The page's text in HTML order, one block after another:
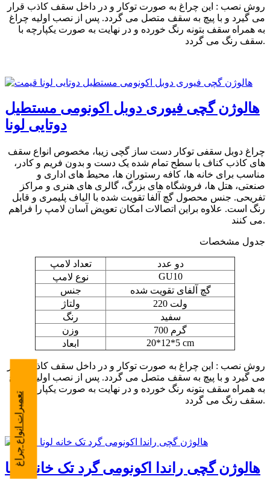
روش نصب : این چراغ به صورت توکار و در داخل سقف کاذب قرار
می گیرد و با پیچ به سقف متصل می گردد. پس از نصب اولیه چراغ
به همراه سقف بتونه رنگ خورده و در نهایت به صورت یکپارچه با
سقف رنگ می گردد.
هالوژن گچی فیوری دوبل اکونومی مستطیل
دوتایی لونا
چراغ دوبل سقفی توکار دست ساز گچی زیبا، مخصوص انواع سقف
های کاذب کناف با سطح تمام شده یک دست و بدون فریم و کادر،
مناسب برای خانه ها، کافه رستوران ها، محیط های اداری و
صنعتی، هتل ها، فروشگاه های بزرگ، گالری های هنری و مراکز
تفریحی. جنس محصول گچ آلفا تقویت شده با الیاف پلیمری و قابل
رنگ است. علاوه براین اتصالات امکان تعویض آسان لامپ را فراهم
می کنند.
جدول مشخصات
تعداد لامپ
دو عدد
نوع لامپ
GU10
جنس
گچ آلفای تقویت شده
ولتاژ
220 ولت
رنگ
سفید
وزن
700 گرم
ابعاد
20*12*5 cm
روش نصب : این چراغ به صورت توکار و در داخل سقف کاذب قرار
می گیرد و با پیچ به سقف متصل می گردد. پس از نصب اولیه چراغ
به همراه سقف بتونه رنگ خورده و در نهایت به صورت یکپارچه با
سقف رنگ می گردد.
هالوژن گچی راندا اکونومی گرد تک خانه لونا
تعمیرات انواع چراغ